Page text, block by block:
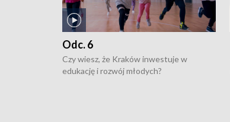
Odc. 6
Czy wiesz, że Kraków inwestuje w
edukację i rozwój młodych?